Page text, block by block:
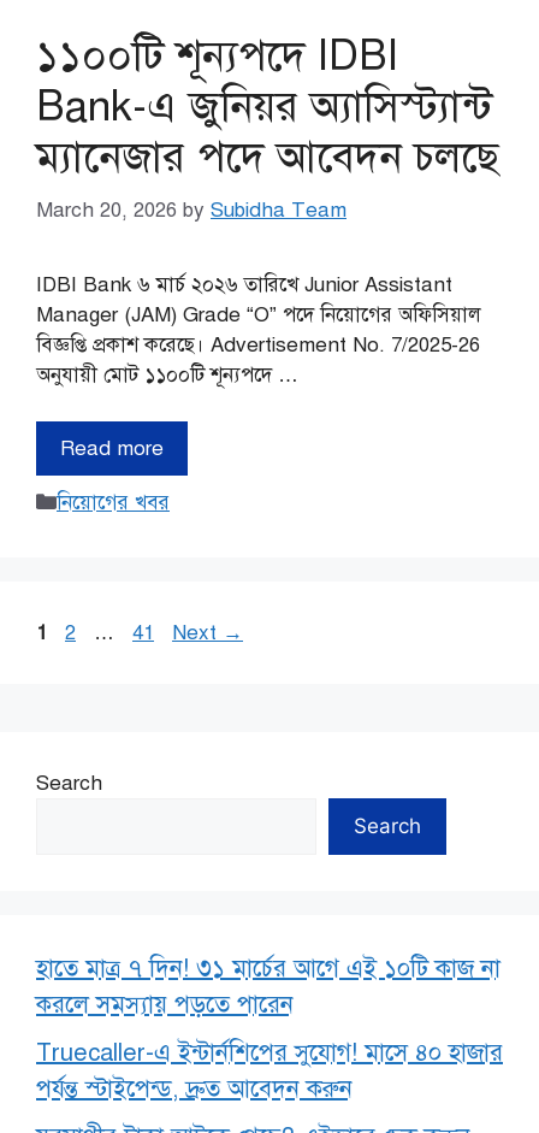
১১০০টি শূন্যপদে IDBI
Bank-এ জুনিয়র অ্যাসিস্ট্যান্ট
ম্যানেজার পদে আবেদন চলছে
March 20, 2026 by Subidha Team
IDBI Bank ৬ মার্চ ২০২৬ তারিখে Junior Assistant
Manager (JAM) Grade “O” পদে নিয়োগের অফিসিয়াল
বিজ্ঞপ্তি প্রকাশ করেছে। Advertisement No. 7/2025-26
অনুযায়ী মোট ১১০০টি শূন্যপদে …
Read more
Categories
নিয়োগের খবর
Page
1 Page
2 … Page
41 Next →
Search
Search
হাতে মাত্র ৭ দিন! ৩১ মার্চের আগে এই ১০টি কাজ না
করলে সমস্যায় পড়তে পারেন
Truecaller-এ ইন্টার্নশিপের সুযোগ! মাসে ৪০ হাজার
পর্যন্ত স্টাইপেন্ড, দ্রুত আবেদন করুন